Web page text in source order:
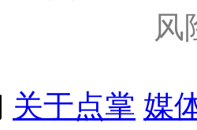
风
关于点掌 媒